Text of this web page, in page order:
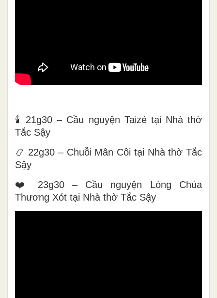
🕯️ 21g30 – Cầu nguyện Taizé tại Nhà thờ
Tắc Sậy
📿 22g30 – Chuỗi Mân Côi tại Nhà thờ Tắc
Sậy
❤️ 23g30 – Cầu nguyện Lòng Chúa
Thương Xót tại Nhà thờ Tắc Sậy